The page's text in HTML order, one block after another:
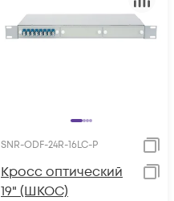
SNR-ODF-24R-16LC-P
Кросс оптический
19" (ШКОС)